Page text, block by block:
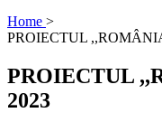
Home >
PROIECTUL
PROIECTUL
2023